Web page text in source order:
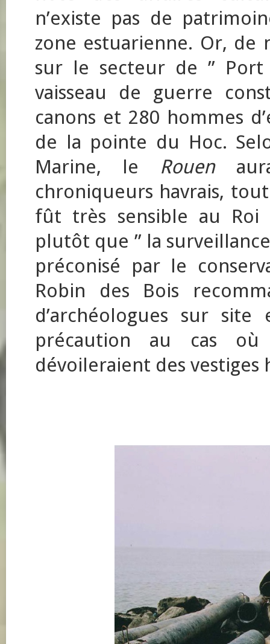
n’existe pas de
zone estuarienne. Or,
sur le secteur de ”
vaisseau de guerre
canons et 280 hommes
de la pointe du Hoc.
Marine, le Rouen
chroniqueurs havrais,
fût très sensible au Roi
plutôt que ” la
préconisé par le
Robin des Bois
d’archéologues sur
précaution au cas où
dévoileraient des vestiges